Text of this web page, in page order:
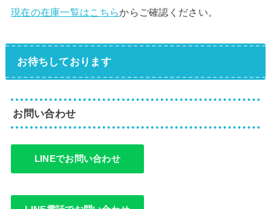
現在の在庫一覧はこちらからご確認ください。
お待ちしております
お問い合わせ
LINEでお問い合わせ